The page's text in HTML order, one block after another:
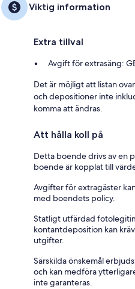
Viktig information
Extra tillval
Avgift för extrasäng:
Det är möjligt att listan
och depositioner inte
komma att ändras.
Att hålla koll på
Detta boende drivs av en
boende är kopplat till
Avgifter för extragäster
med boendets policy.
Statligt utfärdad
kontantdeposition kan
utgifter.
Särskilda önskemål
och kan medföra
inte garanteras.